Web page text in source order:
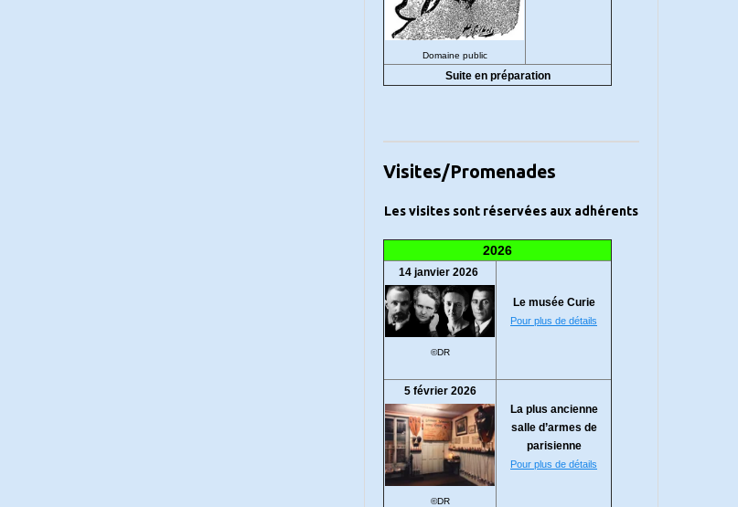
Domaine public
Suite en préparation
Visites/Promenades
Les visites sont réservées aux adhérents
2026
14 janvier 2026
©DR
Le musée Curie
Pour plus de détails
5 février 2026
©DR
La plus ancienne
salle d’armes de
parisienne
Pour plus de détails